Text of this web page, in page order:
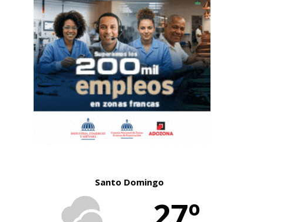
Santo Domingo